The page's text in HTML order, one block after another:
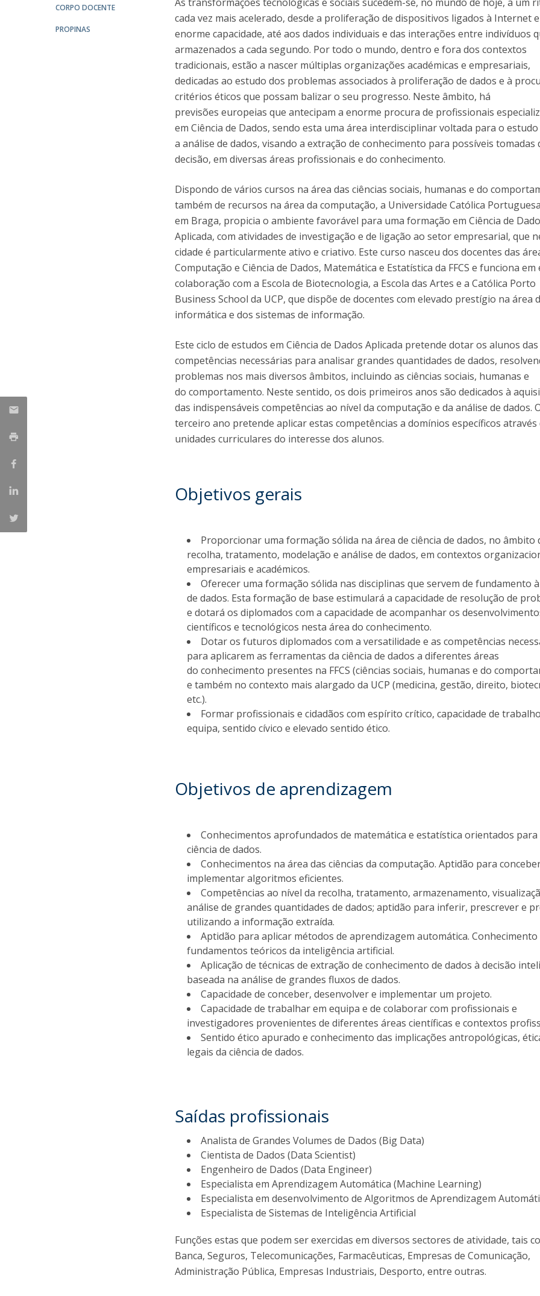
Porquê escolher um Mestrado na FFCS?
Bolsas de Estudo
Católica Braga Executive Academy
Apresentação
Programas
Informações globais
Provedorias
Diretório de Contactos
CORPO DOCENTE
PROPINAS
cada vez mais acelerado, desde a proliferação de dispositivos ligados à Internet
enorme capacidade, até aos dados individuais e das interações entre indivíduos
armazenados a cada segundo. Por todo o mundo, dentro e fora dos contextos
tradicionais, estão a nascer múltiplas organizações académicas e empresariais,
dedicadas ao estudo dos problemas associados à proliferação de dados e à
critérios éticos que possam balizar o seu progresso. Neste âmbito, há
previsões europeias que antecipam a enorme procura de profissionais
em Ciência de Dados, sendo esta uma área interdisciplinar voltada para o estudo
a análise de dados, visando a extração de conhecimento para possíveis tomadas
decisão, em diversas áreas profissionais e do conhecimento.
Dispondo de vários cursos na área das ciências sociais, humanas e do
também de recursos na área da computação, a Universidade Católica
em Braga, propicia o ambiente favorável para uma formação em Ciência de
Aplicada, com atividades de investigação e de ligação ao setor empresarial, que
cidade é particularmente ativo e criativo. Este curso nasceu dos docentes das
Computação e Ciência de Dados, Matemática e Estatística da FFCS e funciona em
colaboração com a Escola de Biotecnologia, a Escola das Artes e a Católica Porto
Business School da UCP, que dispõe de docentes com elevado prestígio na área
informática e dos sistemas de informação.
Este ciclo de estudos em Ciência de Dados Aplicada pretende dotar os alunos das
competências necessárias para analisar grandes quantidades de dados,
problemas nos mais diversos âmbitos, incluindo as ciências sociais, humanas e
do comportamento. Neste sentido, os dois primeiros anos são dedicados à
das indispensáveis competências ao nível da computação e da análise de dados.
terceiro ano pretende aplicar estas competências a domínios específicos através
unidades curriculares do interesse dos alunos.
Objetivos gerais
Proporcionar uma formação sólida na área de ciência de dados, no âmbito
recolha, tratamento, modelação e análise de dados, em contextos
empresariais e académicos.
Oferecer uma formação sólida nas disciplinas que servem de fundamento
de dados. Esta formação de base estimulará a capacidade de resolução de
e dotará os diplomados com a capacidade de acompanhar os
científicos e tecnológicos nesta área do conhecimento.
Dotar os futuros diplomados com a versatilidade e as competências
para aplicarem as ferramentas da ciência de dados a diferentes áreas
do conhecimento presentes na FFCS (ciências sociais, humanas e do
e também no contexto mais alargado da UCP (medicina, gestão, direito,
etc.).
Formar profissionais e cidadãos com espírito crítico, capacidade de
equipa, sentido cívico e elevado sentido ético.
Objetivos de aprendizagem
Conhecimentos aprofundados de matemática e estatística orientados para
ciência de dados.
Conhecimentos na área das ciências da computação. Aptidão para
implementar algoritmos eficientes.
Competências ao nível da recolha, tratamento, armazenamento,
análise de grandes quantidades de dados; aptidão para inferir, prescrever e
utilizando a informação extraída.
Aptidão para aplicar métodos de aprendizagem automática. Conhecimento
fundamentos teóricos da inteligência artificial.
Aplicação de técnicas de extração de conhecimento de dados à decisão
baseada na análise de grandes fluxos de dados.
Capacidade de conceber, desenvolver e implementar um projeto.
Capacidade de trabalhar em equipa e de colaborar com profissionais e
investigadores provenientes de diferentes áreas científicas e contextos
Sentido ético apurado e conhecimento das implicações antropológicas,
legais da ciência de dados.
Saídas profissionais
Analista de Grandes Volumes de Dados (Big Data)
Cientista de Dados (Data Scientist)
Engenheiro de Dados (Data Engineer)
Especialista em Aprendizagem Automática (Machine Learning)
Especialista em desenvolvimento de Algoritmos de Aprendizagem
Especialista de Sistemas de Inteligência Artificial
Funções estas que podem ser exercidas em diversos sectores de atividade, tais
Banca, Seguros, Telecomunicações, Farmacêuticas, Empresas de Comunicação,
Administração Pública, Empresas Industriais, Desporto, entre outras.